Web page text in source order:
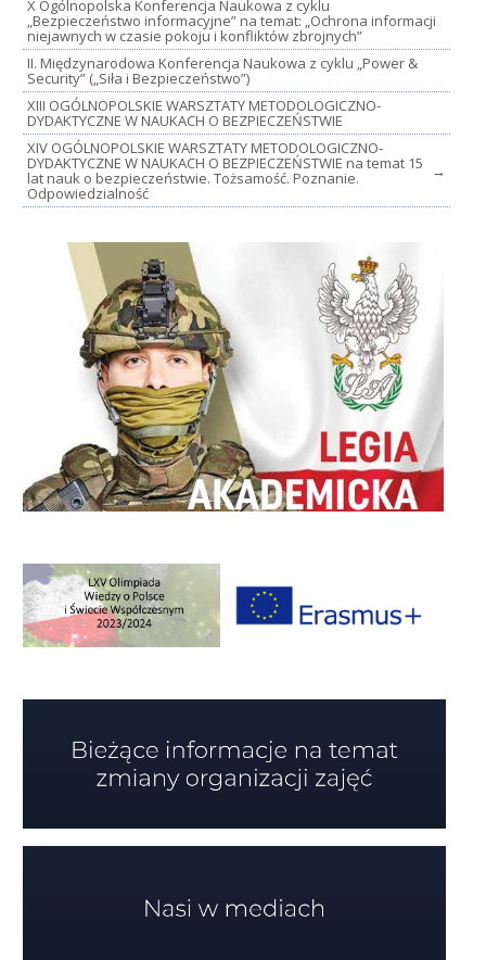
X Ogólnopolska Konferencja Naukowa z cyklu
„Bezpieczeństwo informacyjne” na temat: „Ochrona informacji
niejawnych w czasie pokoju i konfliktów zbrojnych”
II. Międzynarodowa Konferencja Naukowa z cyklu „Power &
Security” („Siła i Bezpieczeństwo”)
XIII OGÓLNOPOLSKIE WARSZTATY METODOLOGICZNO-
DYDAKTYCZNE W NAUKACH O BEZPIECZEŃSTWIE
XIV OGÓLNOPOLSKIE WARSZTATY METODOLOGICZNO-
DYDAKTYCZNE W NAUKACH O BEZPIECZEŃSTWIE na temat 15
lat nauk o bezpieczeństwie. Tożsamość. Poznanie.
Odpowiedzialność
→